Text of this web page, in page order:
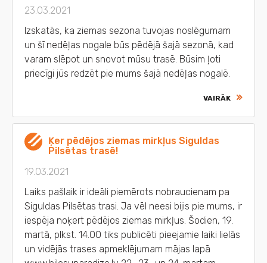
23.03.2021
Izskatās, ka ziemas sezona tuvojas noslēgumam
un šī nedēļas nogale būs pēdējā šajā sezonā, kad
varam slēpot un snovot mūsu trasē. Būsim ļoti
priecīgi jūs redzēt pie mums šajā nedēļas nogalē.
VAIRĀK
Ķer pēdējos ziemas mirkļus Siguldas
Pilsētas trasē!
19.03.2021
Laiks pašlaik ir ideāli piemērots nobraucienam pa
Siguldas Pilsētas trasi. Ja vēl neesi bijis pie mums, ir
iespēja noķert pēdējos ziemas mirkļus. Šodien, 19.
martā, plkst. 14.00 tiks publicēti pieejamie laiki lielās
un vidējās trases apmeklējumam mājas lapā